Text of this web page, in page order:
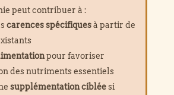
peut contribuer à :
carences spécifiquesà partir de
pour favoriser
des nutriments essentiels
supplémentation cibléesi